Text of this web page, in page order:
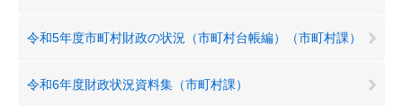
令和5年度市町村財政の状況（市町村台帳編）（市町村課）
令和6年度財政状況資料集（市町村課）